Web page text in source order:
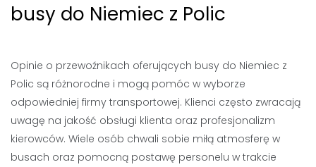
busy do Niemiec z Polic
Opinie o przewoźnikach oferujących busy do Niemiec z
Polic są różnorodne i mogą pomóc w wyborze
odpowiedniej firmy transportowej. Klienci często zwracają
uwagę na jakość obsługi klienta oraz profesjonalizm
kierowców. Wiele osób chwali sobie miłą atmosferę w
busach oraz pomocną postawę personelu w trakcie